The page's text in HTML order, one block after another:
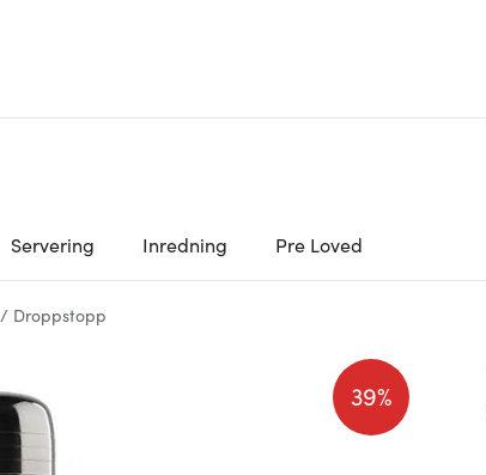
Servering Inredning Pre Loved
/ Droppstopp
39%